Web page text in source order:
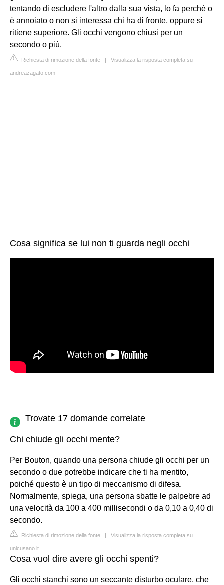
tentando di escludere l'altro dalla sua vista, lo fa perché o
è annoiato o non si interessa chi ha di fronte, oppure si
ritiene superiore. Gli occhi vengono chiusi per un
secondo o più.
Richiesta di rimozione della fonte | Visualizza la risposta completa su
andreazagato.com
Cosa significa se lui non ti guarda negli occhi
Trovate 17 domande correlate
Chi chiude gli occhi mente?
Per Bouton, quando una persona chiude gli occhi per un
secondo o due potrebbe indicare che ti ha mentito,
poiché questo è un tipo di meccanismo di difesa.
Normalmente, spiega, una persona sbatte le palpebre ad
una velocità da 100 a 400 millisecondi o da 0,10 a 0,40 di
secondo.
Richiesta di rimozione della fonte | Visualizza la risposta completa su
unicusano.it
Cosa vuol dire avere gli occhi spenti?
Gli occhi stanchi sono un seccante disturbo oculare, che